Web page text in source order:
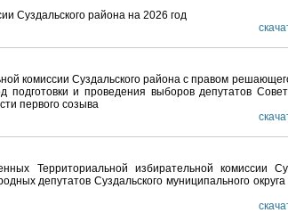
Суздальского района на 2026 год
комиссии Суздальского района с правом
и проведения выборов депутатов
первого созыва
Территориальной избирательной комиссии
депутатов Суздальского муниципального